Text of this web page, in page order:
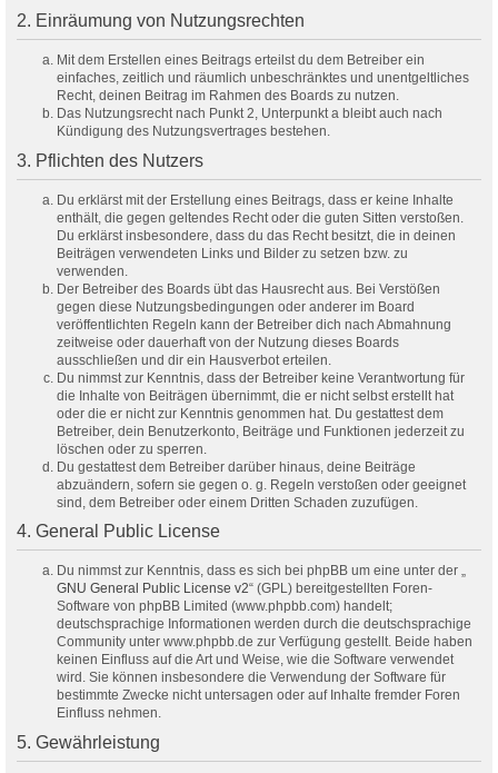
2. Einräumung von Nutzungsrechten
Mit dem Erstellen eines Beitrags erteilst du dem Betreiber ein
einfaches, zeitlich und räumlich unbeschränktes und unentgeltliches
Recht, deinen Beitrag im Rahmen des Boards zu nutzen.
Das Nutzungsrecht nach Punkt 2, Unterpunkt a bleibt auch nach
Kündigung des Nutzungsvertrages bestehen.
3. Pflichten des Nutzers
Du erklärst mit der Erstellung eines Beitrags, dass er keine Inhalte
enthält, die gegen geltendes Recht oder die guten Sitten verstoßen.
Du erklärst insbesondere, dass du das Recht besitzt, die in deinen
Beiträgen verwendeten Links und Bilder zu setzen bzw. zu
verwenden.
Der Betreiber des Boards übt das Hausrecht aus. Bei Verstößen
gegen diese Nutzungsbedingungen oder anderer im Board
veröffentlichten Regeln kann der Betreiber dich nach Abmahnung
zeitweise oder dauerhaft von der Nutzung dieses Boards
ausschließen und dir ein Hausverbot erteilen.
Du nimmst zur Kenntnis, dass der Betreiber keine Verantwortung für
die Inhalte von Beiträgen übernimmt, die er nicht selbst erstellt hat
oder die er nicht zur Kenntnis genommen hat. Du gestattest dem
Betreiber, dein Benutzerkonto, Beiträge und Funktionen jederzeit zu
löschen oder zu sperren.
Du gestattest dem Betreiber darüber hinaus, deine Beiträge
abzuändern, sofern sie gegen o. g. Regeln verstoßen oder geeignet
sind, dem Betreiber oder einem Dritten Schaden zuzufügen.
4. General Public License
Du nimmst zur Kenntnis, dass es sich bei phpBB um eine unter der „
GNU General Public License v2“ (GPL) bereitgestellten Foren-
Software von phpBB Limited (www.phpbb.com) handelt;
deutschsprachige Informationen werden durch die deutschsprachige
Community unter www.phpbb.de zur Verfügung gestellt. Beide haben
keinen Einfluss auf die Art und Weise, wie die Software verwendet
wird. Sie können insbesondere die Verwendung der Software für
bestimmte Zwecke nicht untersagen oder auf Inhalte fremder Foren
Einfluss nehmen.
5. Gewährleistung